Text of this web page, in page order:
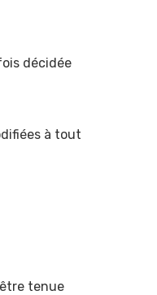
décidée
à tout
tenue